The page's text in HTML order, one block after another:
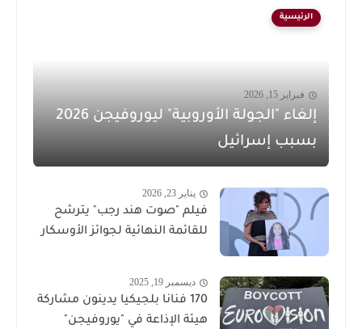
الرئيسية
فبراير 15, 2026
إلغاء "الجولة الأوروبية" ليوروفيجن 2026
بسبب إسرائيل
يناير 23, 2026
فيلم "صوت هند رجب" يترشح
للقائمة النهائية لجوائز الأوسكار
ديسمبر 19, 2025
170 فنانا بلجيكيا يدينون مشاركة
هيئة الإذاعة في "يوروفيجن"